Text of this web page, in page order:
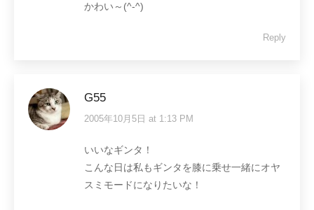
かわい～(^-^)
Reply
G55
says:
2005年10月5日 at 1:13 PM
いいなギンタ！
こんな日は私もギンタを膝に乗せ一緒にオヤ
スミモードになりたいな！